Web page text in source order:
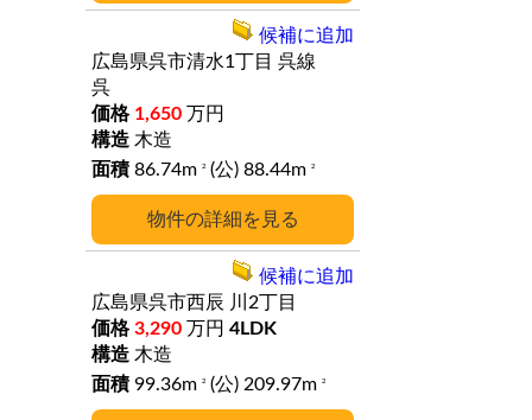
詳細
広島県呉市清水1丁目 呉線
呉
1,650 万円
木造
86.74m
2 (公) 88.44m 2
候補に追加
広島県呉市西辰 川2丁目
3,290 万円 4LDK
木造
99.36m
2 (公) 209.97m 2
候補に追加